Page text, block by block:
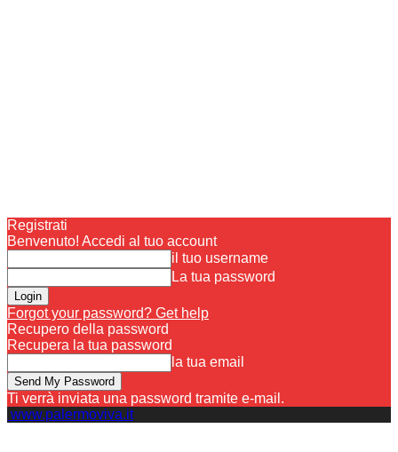
Registrati
Benvenuto! Accedi al tuo account
il tuo username
La tua password
Forgot your password? Get help
Recupero della password
Recupera la tua password
la tua email
Ti verrà inviata una password tramite e-mail.
www.palermoviva.it